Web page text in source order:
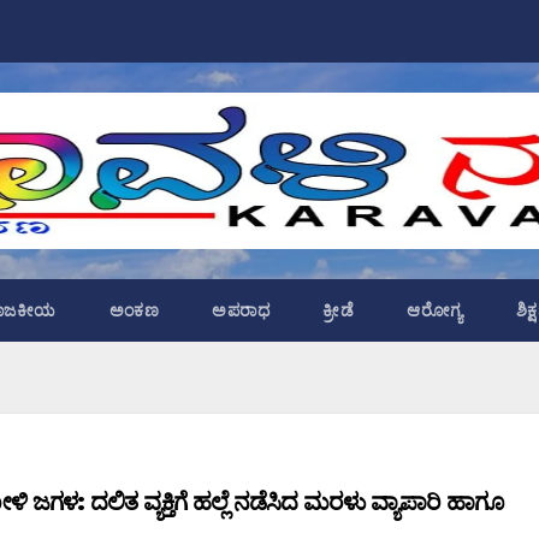
ಅಂಕಣ ಅಪರಾಧ ಕ್ರೀಡೆ ಆರೋಗ್ಯ
ಜಗಳ: ದಲಿತ ವ್ಯಕ್ತಿಗೆ ಹಲ್ಲೆ ನಡೆಸಿದ ಮರಳು ವ್ಯಾಪಾರಿ ಹಾಗೂ